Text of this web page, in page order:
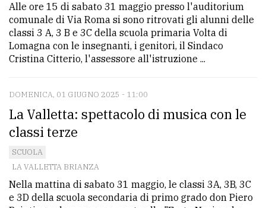
Alle ore 15 di sabato 31 maggio presso l'auditorium
comunale di Via Roma si sono ritrovati gli alunni delle
classi 3 A, 3 B e 3C della scuola primaria Volta di
Lomagna con le insegnanti, i genitori, il Sindaco
Cristina Citterio, l'assessore all'istruzione ...
DOMENICA, 01 GIUGNO 2025 - 11:00
La Valletta: spettacolo di musica con le
classi terze
SCUOLA
LA VALLETTA BRIANZA
Nella mattina di sabato 31 maggio, le classi 3A, 3B, 3C
e 3D della scuola secondaria di primo grado don Piero